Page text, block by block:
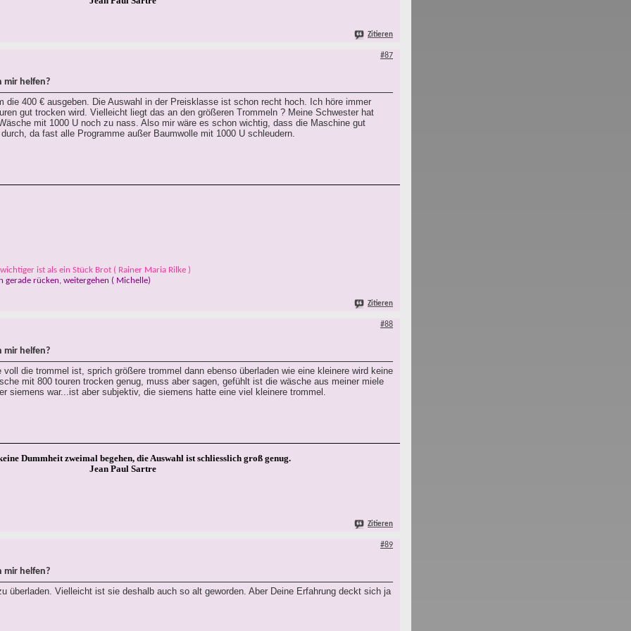
Zitieren
#87
mir helfen?
die 400 € ausgeben. Die Auswahl in der Preisklasse ist schon recht hoch. Ich höre immer
gut trocken wird. Vielleicht liegt das an den größeren Trommeln ? Meine Schwester hat
mit 1000 U noch zu nass. Also mir wäre es schon wichtig, dass die Maschine gut
da fast alle Programme außer Baumwolle mit 1000 U schleudern.
ist als ein Stück Brot ( Rainer Maria Rilke )
rücken, weitergehen ( Michelle)
Zitieren
#88
mir helfen?
die trommel ist, sprich größere trommel dann ebenso überladen wie eine kleinere wird keine
mit 800 touren trocken genug, muss aber sagen, gefühlt ist die wäsche aus meiner miele
siemens war...ist aber subjektiv, die siemens hatte eine viel kleinere trommel.
Dummheit zweimal begehen, die Auswahl ist schliesslich groß genug.
Jean Paul Sartre
Zitieren
#89
mir helfen?
überladen. Vielleicht ist sie deshalb auch so alt geworden. Aber Deine Erfahrung deckt sich ja